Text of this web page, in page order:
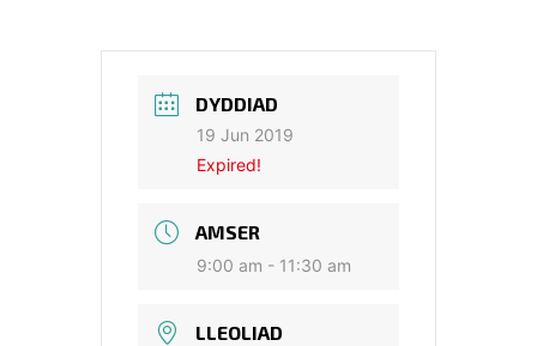
DYDDIAD
19 Jun 2019
Expired!
AMSER
9:00 am - 11:30 am
LLEOLIAD